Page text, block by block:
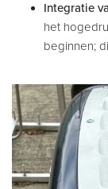
Integratie
het
beginnen;